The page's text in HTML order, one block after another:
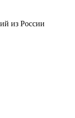
из России